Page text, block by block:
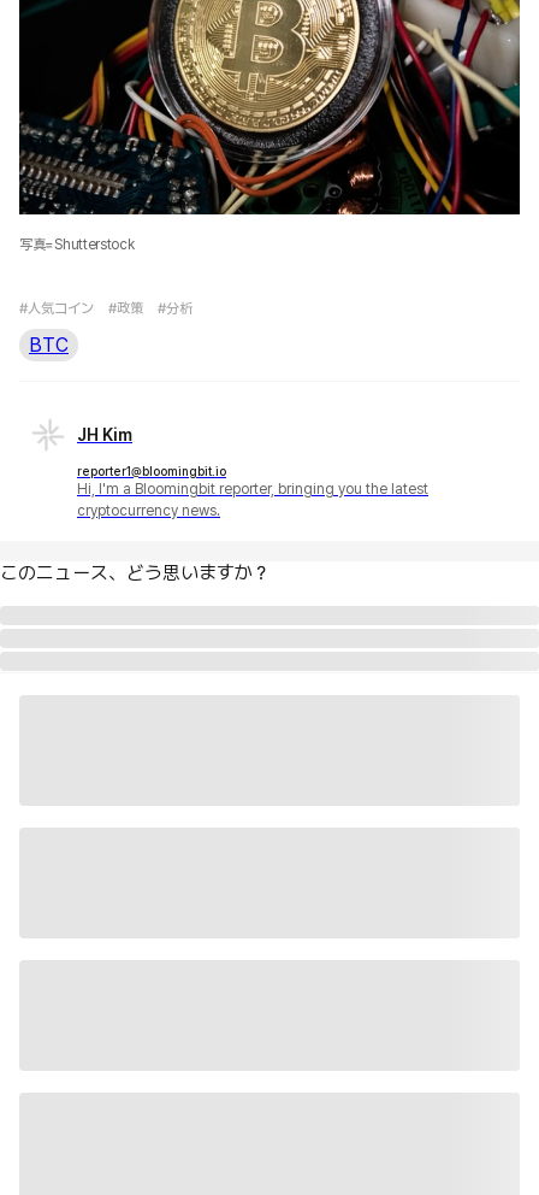
写真=Shutterstock
#人気コイン #政策 #分析
BTC
JH Kim
reporter1@bloomingbit.io
Hi, I'm a Bloomingbit reporter, bringing you the latest
cryptocurrency news.
このニュース、どう思いますか？